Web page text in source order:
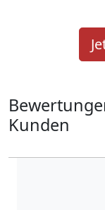
Kunden